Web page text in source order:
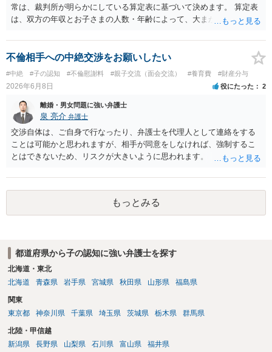
常は、裁判所が明らかにしている算定表に基づいて決めます。 算定表
は、双方の年収とお子さまの人数・年齢によって、大まかな金額がわ
的な金額はわかりません。 例えば、育児中ということで相手女性が働
いていない場合は、年収がゼロか、 年収が１００万円ほどかる前提で
算定することがありますが、 いずれも、月額養育費は４万円から６万
円の範囲になると思われます（年収ゼロとすると６万円に近づき、年
収１００万円とすると４万円に近づく感じです。）。 （息子さんの支
出を考慮して養育費を決めることは通常はありませんのでご注意くだ
さい。） ２ マンション等の権利について 相手の言い分はおそらく、
財産分与をしたいということだと思われます。 原則として、財産分与
は、結婚した後に離婚した場合、 結婚期間中に築いた財産を、原則と
して半分ずつ分けるものですから、 結婚していない場合は、財産分与
の必要はありません。 婚約解消の場合は、財産分与は認められませ
ん。 ただ、内縁関係にあって、それを解消した場合は、財産分与が認
められます。 仮に財産分与が必要だとしても （ご記載の内容だけでは
判断できませんがおそらく財産分与が必要な可能性は低いと思います
が。）、 財産分与は、その同居期間について認められるものですの
く、 マンションの価値と残ローンの差額が財産分与の対象になり得ま
子さんがそれまでの貯金で購入した場合は、 そもそも、財産分与の対
象にはなりません。） ３ 裁判になった場合にどうすべきか 養育費や
財産分与に争いがある場合は、調停・審判になりますが、 その場合
は、弁護士にご依頼になり、必要な主張をしていくといいですよ。 ご
にして、お近くの弁護士に直接相談されて、今後の対応についてアド
バイスを求めることをおすすめいたします。 ご参考にしていただけま
不倫相手への中絶交渉をお願いしたい
#中絶 #子の認知 #不倫慰謝料 #親子交流（面会交流） #養育費 #財産分与
2026年6月8日 役にたった 2
離婚・男女問題に強い弁護士
泉 亮介 弁護士
交渉自体は、ご自身で行なったり、弁護士を代理人として連絡をする
ことは可能かと思われますが、相手が同意をしなければ、強制するこ
とはできないため、リスクが大きいように思われます。
もっとみる
都道府県から子の認知に強い弁護士を探す
北海道・東北
北海道
青森県 岩手県 宮城県 秋田県 山形県 福島県
関東
東京都
神奈川県 千葉県 埼玉県 茨城県 栃木県 群馬県
北陸・甲信越
新潟県
長野県 山梨県 石川県 富山県 福井県